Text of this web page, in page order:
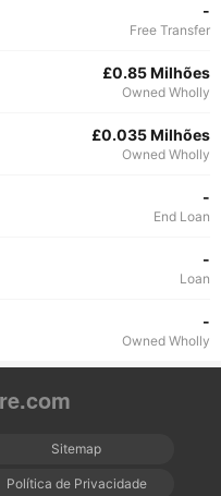
-
Free Transfer
£0.85 Milhões
Owned Wholly
£0.035 Milhões
Owned Wholly
-
End Loan
-
Loan
-
Owned Wholly
Sitemap
Política de Privacidade